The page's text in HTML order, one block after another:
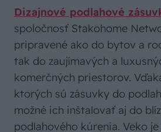
Dizajnové podlahové
spoločnosť Stakohome
pripravené ako do bytov a
tak do zaujímavých a
komerčných priestorov.
ktorých sú zásuvky do
možné ich inštalovať aj do
podlahového kúrenia. Veko